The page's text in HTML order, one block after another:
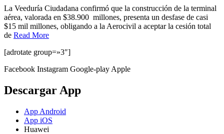
La Veeduría Ciudadana confirmó que la construcción de la terminal
aérea, valorada en $38.900 millones, presenta un desfase de casi
$15 mil millones, obligando a la Aerocivil a aceptar la cesión total
de Read More
[adrotate group=»3″]
Facebook Instagram Google-play Apple
Descargar App
App Android
App iOS
Huawei